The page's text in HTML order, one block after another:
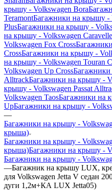
крышу - Volkswagen Bora
TeramontБагажники на крышу -
PlusБагажники на крышу -
на крышу - Volkswagen Caravelle
Volkswagen Fox Cross
CrossБагажники на крышу -
на крышу - Volkswagen Touran
Volkswagen Up Cross
AlltrackБагажники на крышу -
крышу - Volkswagen Passat
Volkswagen TaosБагажники на
UpБагажники на крышу -
—
Багажники на крышу -
крыша)
Багажники на крышу -
крыша)Багажники на крышу -
Багажники на крышу -
—Багажник на крышу LUX,
для Volkswagen Jetta V седан
дуги 1,2м+КА LUX Jetta05)